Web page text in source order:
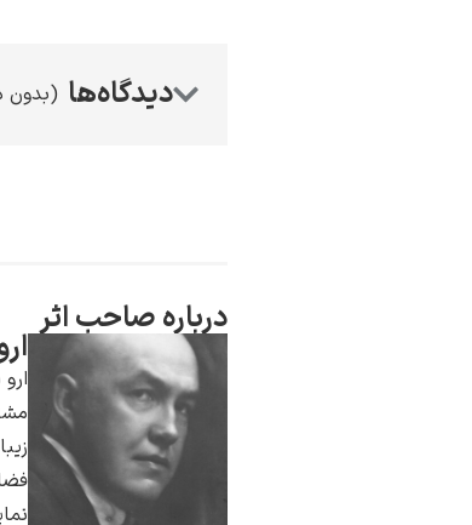
(بدون
درباره صاحب اثر